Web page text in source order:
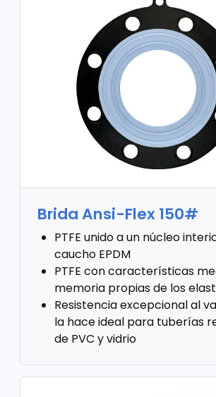
Brida Ansi-Flex 150#
PTFE unido a un núcleo
caucho EPDM
PTFE con características
memoria propias de los
Resistencia excepcional al
la hace ideal para tuberías
de PVC y vidrio